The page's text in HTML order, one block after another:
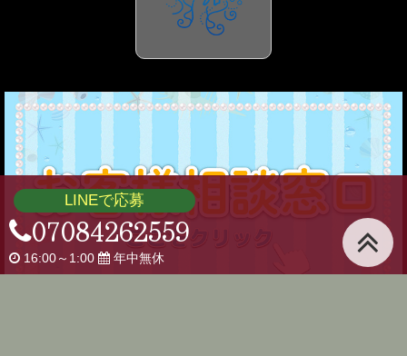
LINEで応募
07084262559
16:00～1:00 年中無休